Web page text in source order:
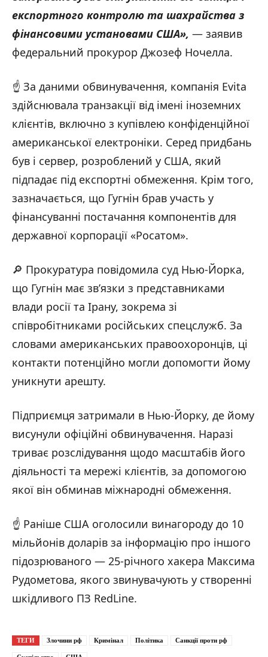
експортного контролю та шахрайства з
фінансовими установами США», — заявив
федеральний прокурор Джозеф Ночелла.
☝️ За даними обвинувачення, компанія Evita
здійснювала транзакції від імені іноземних
клієнтів, включно з купівлею конфіденційної
американської електроніки. Серед придбань
був і сервер, розроблений у США, який
підпадає під експортні обмеження. Крім того,
зазначається, що Гугнін брав участь у
фінансуванні постачання компонентів для
державної корпорації «Росатом».
🔎 Прокуратура повідомила суд Нью-Йорка,
що Гугнін має зв’язки з представниками
влади росії та Ірану, зокрема зі
співробітниками російських спецслужб. За
словами американських правоохоронців, ці
контакти потенційно могли допомогти йому
уникнути арешту.
Підприємця затримали в Нью-Йорку, де йому
висунули офіційні обвинувачення. Наразі
триває розслідування щодо масштабів його
діяльності та мережі клієнтів, за допомогою
якої він обминав міжнародні обмеження.
☝️ Раніше США оголосили винагороду до 10
мільйонів доларів за інформацію про іншого
підозрюваного — 25-річного хакера Максима
Рудометова, якого звинувачують у створенні
шкідливого ПЗ RedLine.
ТЕГИ Злочини рф Кримінал Політика Санкції проти рф